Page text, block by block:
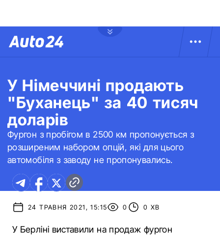
У Німеччині продають
"Буханець" за 40 тисяч
доларів
Фургон з пробігом в 2500 км пропонується з
розширеним набором опцій, які для цього
автомобіля з заводу не пропонувались.
24 ТРАВНЯ 2021, 15:15 0 0 ХВ
У Берліні виставили на продаж фургон